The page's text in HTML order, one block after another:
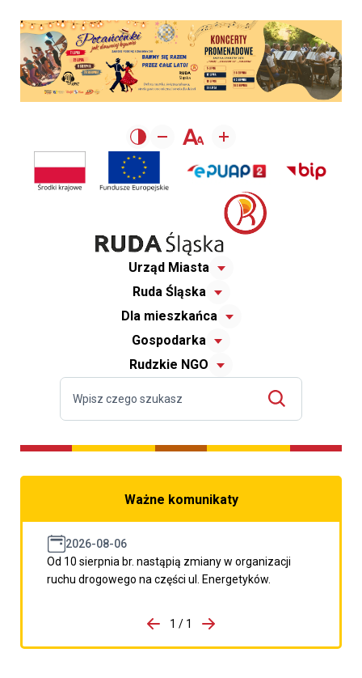
Urząd Miasta
Ruda Śląska
Dla mieszkańca
Gospodarka
Rudzkie NGO
Ważne komunikaty
2026-08-06
Od 10 sierpnia br. nastąpią zmiany w organizacji
ruchu drogowego na części ul. Energetyków.
porzpedniego komunikatu
1 / 1
Przejdź do następnego